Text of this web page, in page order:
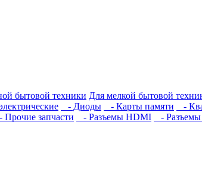
бытовой техники Для мелкой бытовой
- Диоды - Карты памяти -
Прочие запчасти - Разъемы HDMI -